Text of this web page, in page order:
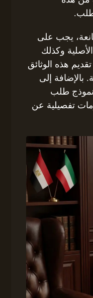
يجب على
وكذلك
هذه الوثائق
بالإضافة إلى
طلب
تفصيلية عن